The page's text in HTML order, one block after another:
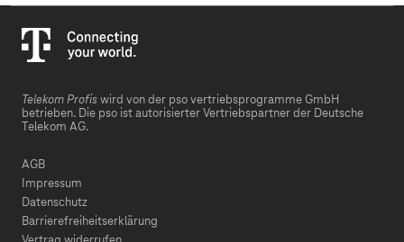
Telekom Profis wird von der pso vertriebsprogramme GmbH
betrieben. Die pso ist autorisierter Vertriebspartner der Deutsche
Telekom AG.
AGB
Impressum
Datenschutz
Barrierefreiheitserklärung